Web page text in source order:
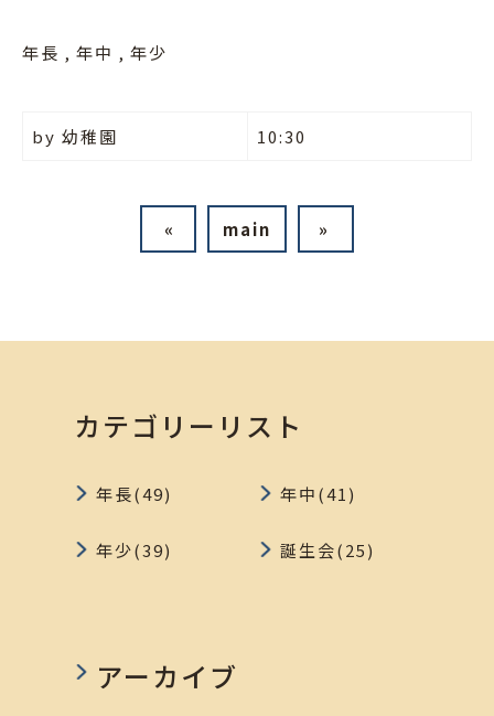
年長 年中 年少
by 幼稚園 10:30
« main »
カテゴリーリスト
年長(49) 年中(41)
年少(39) 誕生会(25)
アーカイブ